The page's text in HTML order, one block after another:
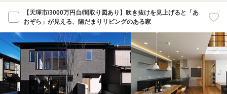
【天理市/3000万円台/間取り図あり】吹き抜けを見上げると「あ
おぞら」が見える、陽だまりリビングのある家